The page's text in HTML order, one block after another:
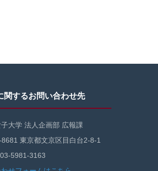
関するお問い合わせ先
子大学 法人企画部 広報課
東京都文京区目白台2-8-1
5981-3163